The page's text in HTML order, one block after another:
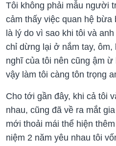
Tôi không phải mẫu người
cảm thấy việc quan hệ bừa
là lý do vì sao khi tôi và
chỉ dừng lại ở nắm tay, ôm,
nghĩ của tôi nên cũng ậm
vậy làm tôi càng tôn trọng
Cho tới gần đây, khi cả tôi
nhau, cũng đã về ra mắt
mới thoải mái thể hiện
niệm 2 năm yêu nhau tôi